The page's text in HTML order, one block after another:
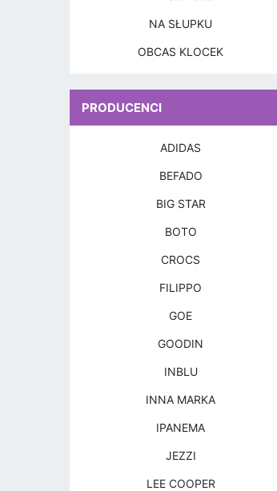
NA SŁUPKU
OBCAS KLOCEK
PRODUCENCI
ADIDAS
BEFADO
BIG STAR
BOTO
CROCS
FILIPPO
GOE
GOODIN
INBLU
INNA MARKA
IPANEMA
JEZZI
LEE COOPER